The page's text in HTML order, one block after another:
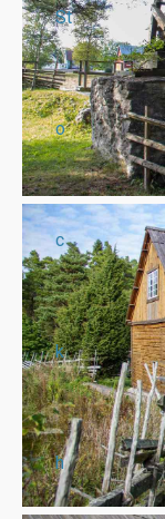
St
o
c
k
h